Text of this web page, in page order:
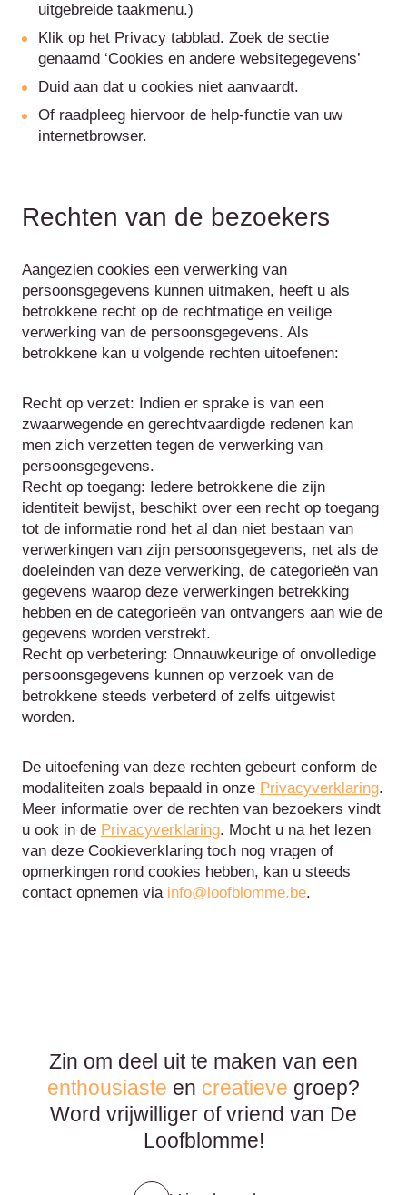
uitgebreide taakmenu.)
Klik op het Privacy tabblad. Zoek de sectie
genaamd ‘Cookies en andere websitegegevens’
Duid aan dat u cookies niet aanvaardt.
Of raadpleeg hiervoor de help-functie van uw
internetbrowser.
Rechten van de bezoekers
Aangezien cookies een verwerking van
persoonsgegevens kunnen uitmaken, heeft u als
betrokkene recht op de rechtmatige en veilige
verwerking van de persoonsgegevens. Als
betrokkene kan u volgende rechten uitoefenen:
Recht op verzet: Indien er sprake is van een
zwaarwegende en gerechtvaardigde redenen kan
men zich verzetten tegen de verwerking van
persoonsgegevens.
Recht op toegang: Iedere betrokkene die zijn
identiteit bewijst, beschikt over een recht op toegang
tot de informatie rond het al dan niet bestaan van
verwerkingen van zijn persoonsgegevens, net als de
doeleinden van deze verwerking, de categorieën van
gegevens waarop deze verwerkingen betrekking
hebben en de categorieën van ontvangers aan wie de
gegevens worden verstrekt.
Recht op verbetering: Onnauwkeurige of onvolledige
persoonsgegevens kunnen op verzoek van de
betrokkene steeds verbeterd of zelfs uitgewist
worden.
De uitoefening van deze rechten gebeurt conform de
modaliteiten zoals bepaald in onze Privacyverklaring.
Meer informatie over de rechten van bezoekers vindt
u ook in de Privacyverklaring. Mocht u na het lezen
van deze Cookieverklaring toch nog vragen of
opmerkingen rond cookies hebben, kan u steeds
contact opnemen via info@loofblomme.be.
Zin om deel uit te maken van een
enthousiaste en creatieve groep?
Word vrijwilliger of vriend van De
Loofblomme!